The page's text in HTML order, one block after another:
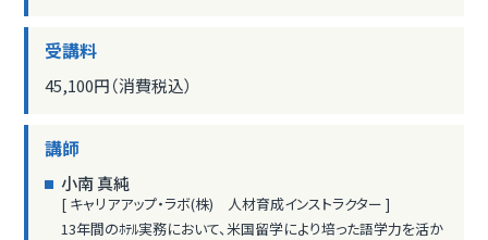
受講料
45,100円（消費税込）
講師
小南 真純
[ キャリアアップ・ラボ(株) 人材育成インストラクター ]
13年間のﾎﾃﾙ実務において、米国留学により培った語学力を活か